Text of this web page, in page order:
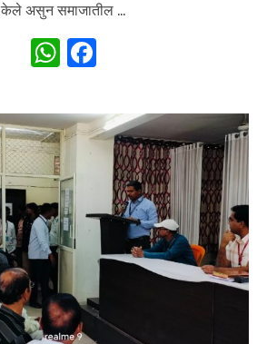
केले असुन समाजातील …
W
at
s
A
p
p
c
e
b
o
o
k